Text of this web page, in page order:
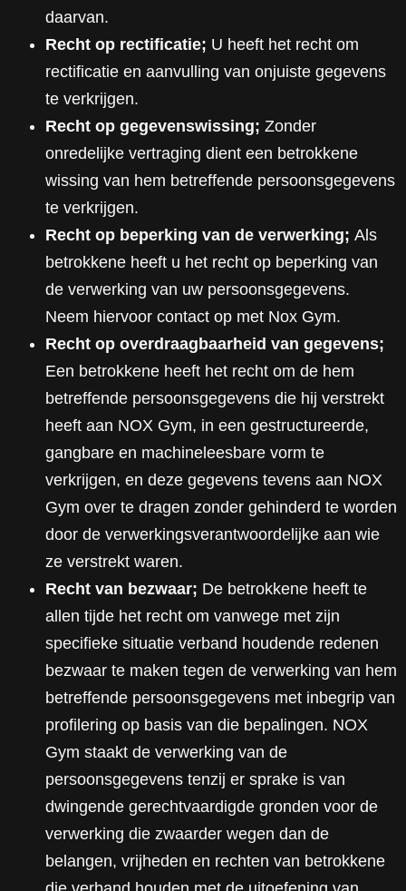
daarvan.
Recht op rectificatie; U heeft het recht om
rectificatie en aanvulling van onjuiste gegevens
te verkrijgen.
Recht op gegevenswissing; Zonder
onredelijke vertraging dient een betrokkene
wissing van hem betreffende persoonsgegevens
te verkrijgen.
Recht op beperking van de verwerking; Als
betrokkene heeft u het recht op beperking van
de verwerking van uw persoonsgegevens.
Neem hiervoor contact op met Nox Gym.
Recht op overdraagbaarheid van gegevens;
Een betrokkene heeft het recht om de hem
betreffende persoonsgegevens die hij verstrekt
heeft aan NOX Gym, in een gestructureerde,
gangbare en machineleesbare vorm te
verkrijgen, en deze gegevens tevens aan NOX
Gym over te dragen zonder gehinderd te worden
door de verwerkingsverantwoordelijke aan wie
ze verstrekt waren.
Recht van bezwaar; De betrokkene heeft te
allen tijde het recht om vanwege met zijn
specifieke situatie verband houdende redenen
bezwaar te maken tegen de verwerking van hem
betreffende persoonsgegevens met inbegrip van
profilering op basis van die bepalingen. NOX
Gym staakt de verwerking van de
persoonsgegevens tenzij er sprake is van
dwingende gerechtvaardigde gronden voor de
verwerking die zwaarder wegen dan de
belangen, vrijheden en rechten van betrokkene